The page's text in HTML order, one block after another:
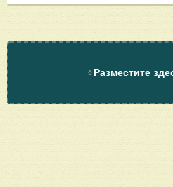
⭐Разместите